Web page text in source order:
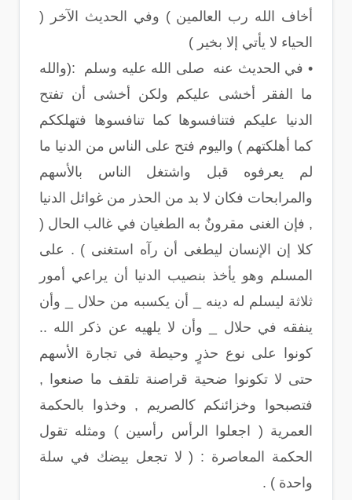
أخاف الله رب العالمين ) وفي الحديث الآخر (
الحياء لا يأتي إلا بخير )
• في الحديث عنه صلى الله عليه وسلم :(والله
ما الفقر أخشى عليكم ولكن أخشى أن تفتح
الدنيا عليكم فتنافسوها كما تنافسوها فتهلككم
كما أهلكتهم ) واليوم فتح على الناس من الدنيا ما
لم يعرفوه قبل واشتغل الناس بالأسهم
والمرابحات فكان لا بد من الحذر من غوائل الدنيا
, فإن الغنى مقرونٌ به الطغيان في غالب الحال (
كلا إن الإنسان ليطغى أن رآه استغنى ) . على
المسلم وهو يأخذ بنصيب الدنيا أن يراعي أمور
ثلاثة ليسلم له دينه _ أن يكسبه من حلال _ وأن
ينفقه في حلال _ وأن لا يلهيه عن ذكر الله ..
كونوا على نوع حذرٍ وحيطة في تجارة الأسهم
حتى لا تكونوا ضحية قراصنة تلقف ما صنعوا ,
فتصبحوا وخزائنكم كالصريم , وخذوا بالحكمة
العمرية ( اجعلوا الرأس رأسين ) ومثله تقول
الحكمة المعاصرة : ( لا تجعل بيضك في سلة
واحدة ) .